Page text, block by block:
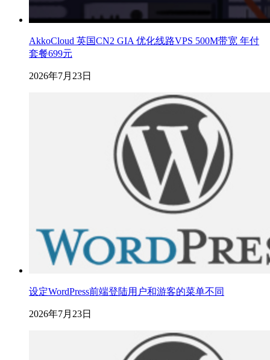
AkkoCloud 英国CN2 GIA 优化线路VPS 500M带宽 年付
套餐699元
2026年7月23日
设定WordPress前端登陆用户和游客的菜单不同
2026年7月23日